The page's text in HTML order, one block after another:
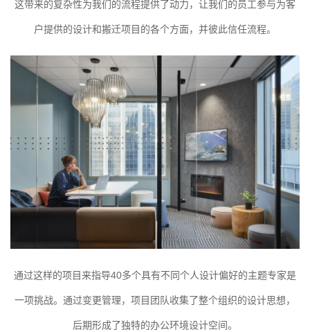
这带来的复杂性为我们的流程提供了动力，让我们的员工参与为客
户提供的设计和搬迁项目的各个方面，并彼此信任流程。
通过这样的项目来指导40多个具有不同个人设计偏好的主题专家是
一项挑战。通过变更管理，项目团队收集了整个组织的设计思想，
后期形成了独特的办公环境设计空间。